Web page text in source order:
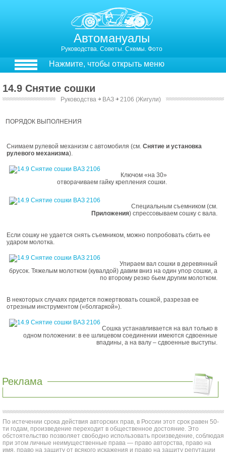
Автомануалы
Руководства. Советы. Схемы. Фото
Нажмите, чтобы открыть меню
14.9 Снятие сошки
Руководства ￫ ВАЗ ￫ 2106 (Жигули)
ПОРЯДОК ВЫПОЛНЕНИЯ
Снимаем рулевой механизм с автомобиля (см. Снятие и установка
рулевого механизма).
Ключом «на 30»
отворачиваем гайку крепления сошки.
Специальным съемником (см.
Приложения) спрессовываем сошку с вала.
Если сошку не удается снять съемником, можно попробовать сбить ее
ударом молотка.
Упираем вал сошки в деревянный
брусок. Тяжелым молотком (кувалдой) давим вниз на один упор сошки, а
по второму резко бьем другим молотком.
В некоторых случаях придется пожертвовать сошкой, разрезав ее
отрезным инструментом («болгаркой»).
Сошка устанавливается на вал только в
одном положении: в ее шлицевом соединении имеются сдвоенные
впадины, а на валу – сдвоенные выступы.
Реклама
По истечении срока действия авторских прав, в России этот срок равен 50-
ти годам, произведение переходит в общественное достояние. Это
обстоятельство позволяет свободно использовать произведение, соблюдая
при этом личные неимущественные права — право авторства, право на
имя, право на защиту от всякого искажения и право на защиту репутации